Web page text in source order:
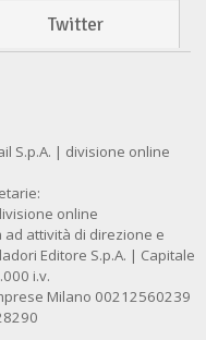
Twitter
S.p.A. | divisione online
online
attività di direzione e
Editore S.p.A. | Capitale
i.v.
Milano 00212560239